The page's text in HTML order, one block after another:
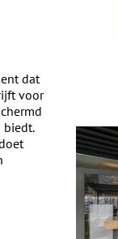
dat
voor
biedt.